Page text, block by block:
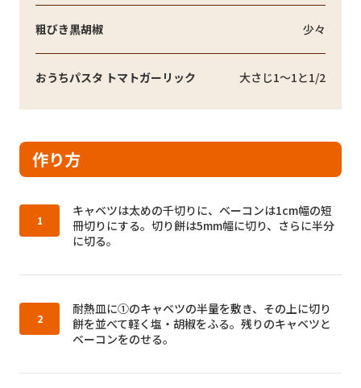
粗びき黒胡椒 少々
おうちパスタ トマトガーリック 大さじ1～1と1/2
作り方
作り方1：
キャベツは太めの千切りに、ベーコンは1cm幅の短
冊切りにする。切り餅は5mm幅に切り、さらに半分
に切る。
作り方2：
耐熱皿に①のキャベツの半量を敷き、その上に切り
餅を並べて軽く塩・胡椒をふる。残りのキャベツと
ベーコンをのせる。